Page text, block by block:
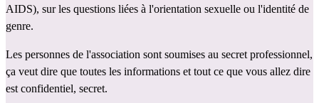
AIDS), sur les questions liées à l'orientation sexuelle ou l'identité de
genre.
Les personnes de l'association sont soumises au secret professionnel,
ça veut dire que toutes les informations et tout ce que vous allez dire
est confidentiel, secret.